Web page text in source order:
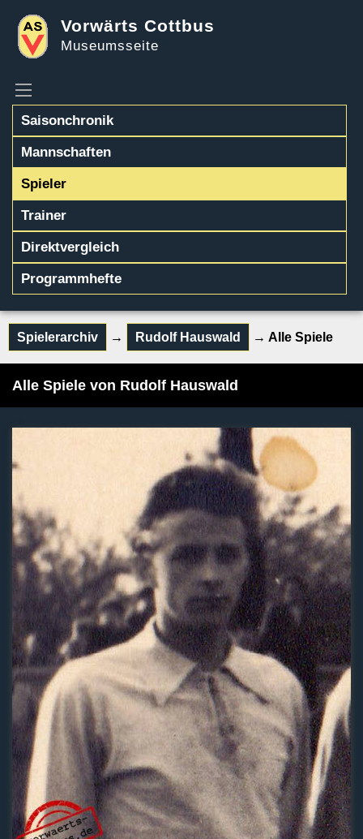
Vorwärts Cottbus
Museumsseite
Saisonchronik
Mannschaften
Spieler
Trainer
Direktvergleich
Programmhefte
Spielerarchiv → Rudolf Hauswald → Alle Spiele
Alle Spiele von Rudolf Hauswald